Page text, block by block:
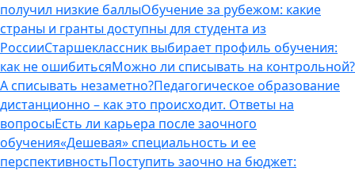
получил низкие баллыОбучение за рубежом: какие
страны и гранты доступны для студента из
РоссииСтаршеклассник выбирает профиль обучения:
как не ошибитьсяМожно ли списывать на контрольной?
А списывать незаметно?Педагогическое образование
дистанционно – как это происходит. Ответы на
вопросыЕсть ли карьера после заочного
обучения«Дешевая» специальность и ее
перспективностьПоступить заочно на бюджет: